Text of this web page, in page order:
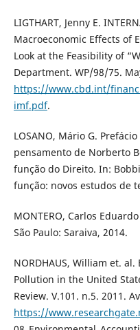
LIGTHART, Jenny E.
Macroeconomic Effects of
Look at the Feasibility of
Department. WP/98/75.
https://www.cbd.int/
imf.pdf.
LOSANO, Mário G.
pensamento de Norberto
função do Direito. In:
função: novos estudos de
MONTERO, Carlos
São Paulo: Saraiva, 2014.
NORDHAUS, William et.
Pollution in the United
Review. V.101. n.5. 2011.
https://